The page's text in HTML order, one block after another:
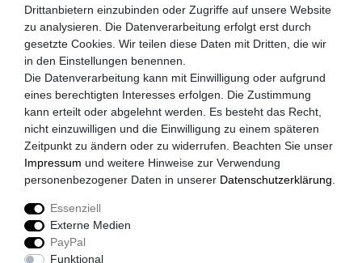
AGB
Datenschutzerklärung
Widerrufsrecht
Zahlungsarten
Versandkosten
Impressum
Paypal
Vorkasse
Kreditkarte
Drittanbietern einzubinden oder Zugriffe auf unsere Website
zu analysieren. Die Datenverarbeitung erfolgt erst durch
gesetzte Cookies. Wir teilen diese Daten mit Dritten, die wir
in den Einstellungen benennen.
Die Datenverarbeitung kann mit Einwilligung oder aufgrund
eines berechtigten Interesses erfolgen. Die Zustimmung
kann erteilt oder abgelehnt werden. Es besteht das Recht,
nicht einzuwilligen und die Einwilligung zu einem späteren
Zeitpunkt zu ändern oder zu widerrufen. Beachten Sie unser
Impressum und weitere Hinweise zur Verwendung
personenbezogener Daten in unserer Daten­schutz­erklärung
Essenziell
Externe Medien
PayPal
Funktional